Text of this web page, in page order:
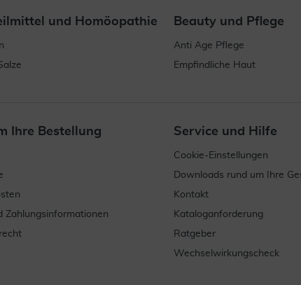
und Homöopathie Beauty und Pflege
Anti Age Pflege
Empfindliche Haut
Ihre Bestellung
Zahlungsinformationen
Service und Hilfe
Cookie-Einstellungen
Downloads rund um Ihre
Kontakt
Kataloganforderung
Ratgeber
Wechselwirkungscheck